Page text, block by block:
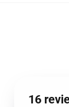
16